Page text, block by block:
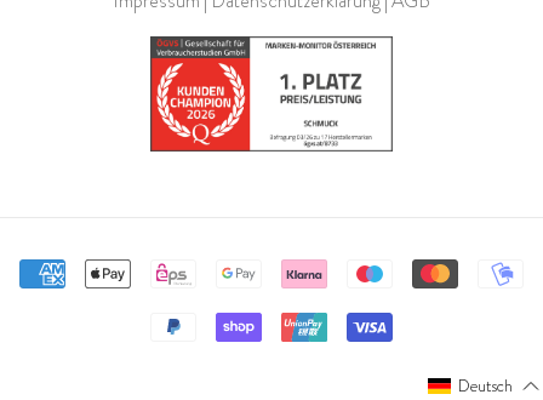
Deutsch
Deutsch